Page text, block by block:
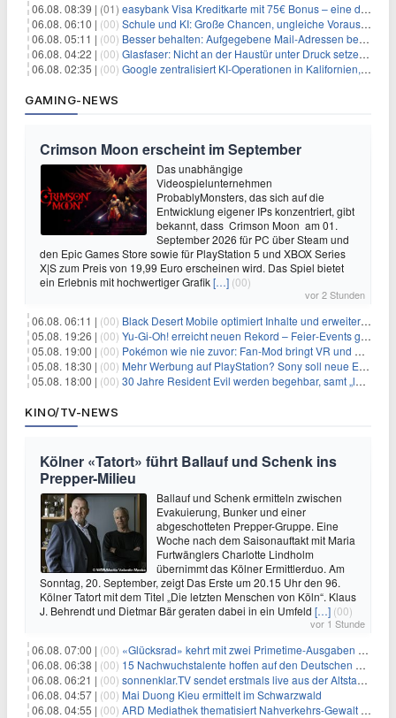
06.08. 08:39 | (01) easybank Visa Kreditkarte mit 75€ Bonus – eine der besten Kreditkarten
06.08. 06:10 | (00) Schule und KI: Große Chancen, ungleiche Voraussetzungen
06.08. 05:11 | (00) Besser behalten: Aufgegebene Mail-Adressen bergen Gefahren
06.08. 04:22 | (00) Glasfaser: Nicht an der Haustür unter Druck setzen lassen
06.08. 02:35 | (00) Google zentralisiert KI-Operationen in Kalifornien, um Rivale Anthropic und OpenAI zu überholen
GAMING-NEWS
Crimson Moon erscheint im September
Das unabhängige
Videospielunternehmen
ProbablyMonsters, das sich auf die
Entwicklung eigener IPs konzentriert, gibt
bekannt, dass Crimson Moon am 01.
September 2026 für PC über Steam und
den Epic Games Store sowie für PlayStation 5 und XBOX Series
X|S zum Preis von 19,99 Euro erscheinen wird. Das Spiel bietet
ein Erlebnis mit hochwertiger Grafik[…] (00)
vor 2 Stunden
06.08. 06:11 | (00) Black Desert Mobile optimiert Inhalte und erweitert Treasure Access
05.08. 19:26 | (00) Yu‑Gi‑Oh! erreicht neuen Rekord – Feier‑Events gestartet
05.08. 19:00 | (00) Pokémon wie nie zuvor: Fan-Mod bringt VR und Ego-Perspektive nach Kanto
05.08. 18:30 | (00) Mehr Werbung auf PlayStation? Sony soll neue Einnahmequellen prüfen
05.08. 18:00 | (00) 30 Jahre Resident Evil werden begehbar, samt „lebensgroßem Leon“
KINO/TV-NEWS
Kölner «Tatort» führt Ballauf und Schenk ins
Prepper-Milieu
Ballauf und Schenk ermitteln zwischen
Evakuierung, Bunker und einer
abgeschotteten Prepper-Gruppe. Eine
Woche nach dem Saisonauftakt mit Maria
Furtwänglers Charlotte Lindholm
übernimmt das Kölner Ermittlerduo. Am
Sonntag, 20. September, zeigt Das Erste um 20.15 Uhr den 96.
Kölner Tatort mit dem Titel „Die letzten Menschen von Köln“. Klaus
J. Behrendt und Dietmar Bär geraten dabei in ein Umfeld […] (00)
vor 1 Stunde
06.08. 07:00 | (00) «Glücksrad» kehrt mit zwei Primetime-Ausgaben zurück
06.08. 06:38 | (00) 15 Nachwuchstalente hoffen auf den Deutschen Radiopreis
06.08. 06:21 | (00) sonnenklar.TV sendet erstmals live aus der Altstadt von Side
06.08. 04:57 | (00) Mai Duong Kieu ermittelt im Schwarzwald
06.08. 04:55 | (00) ARD Mediathek thematisiert Nahverkehrs-Gewalt und Soldatinnen